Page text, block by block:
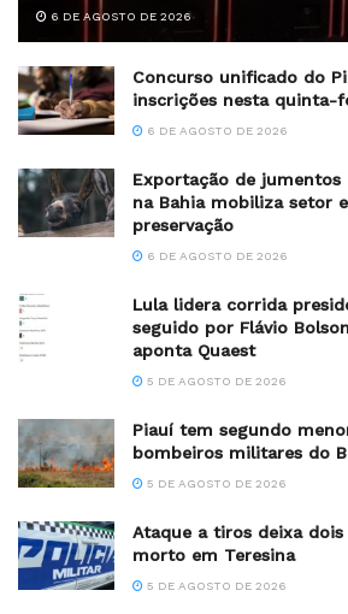
6 DE AGOSTO DE 2026
Concurso unificado do
inscrições nesta quinta-
6 DE AGOSTO DE 2026
Exportação de jumentos
na Bahia mobiliza setor
preservação
6 DE AGOSTO DE 2026
Lula lidera corrida
seguido por Flávio
aponta Quaest
5 DE AGOSTO DE 2026
Piauí tem segundo
bombeiros militares do
5 DE AGOSTO DE 2026
Ataque a tiros deixa
morto em Teresina
5 DE AGOSTO DE 2026